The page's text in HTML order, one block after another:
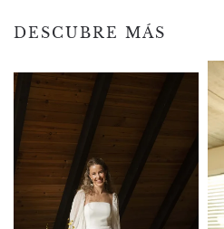
DESCUBRE MÁS